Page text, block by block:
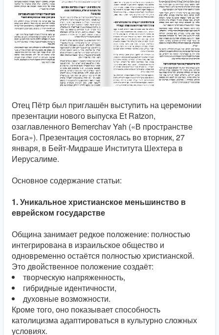
Отец Пётр был приглашён выступить на церемонии
презентации нового выпуска Et Ratzon,
озаглавленного Bemerchav Yah («В пространстве
Бога»). Презентация состоялась во вторник, 27
января, в Бейт-Мидраше Института Шехтера в
Иерусалиме.
Основное содержание статьи:
1. Уникальное христианское меньшинство в
еврейском государстве
Община занимает редкое положение: полностью
интегрирована в израильское общество и
одновременно остаётся полностью христианской.
Это двойственное положение создаёт:
творческую напряженность,
гибридные идентичности,
духовные возможности.
Кроме того, оно показывает способность
католицизма адаптироваться в культурно сложных
условиях.